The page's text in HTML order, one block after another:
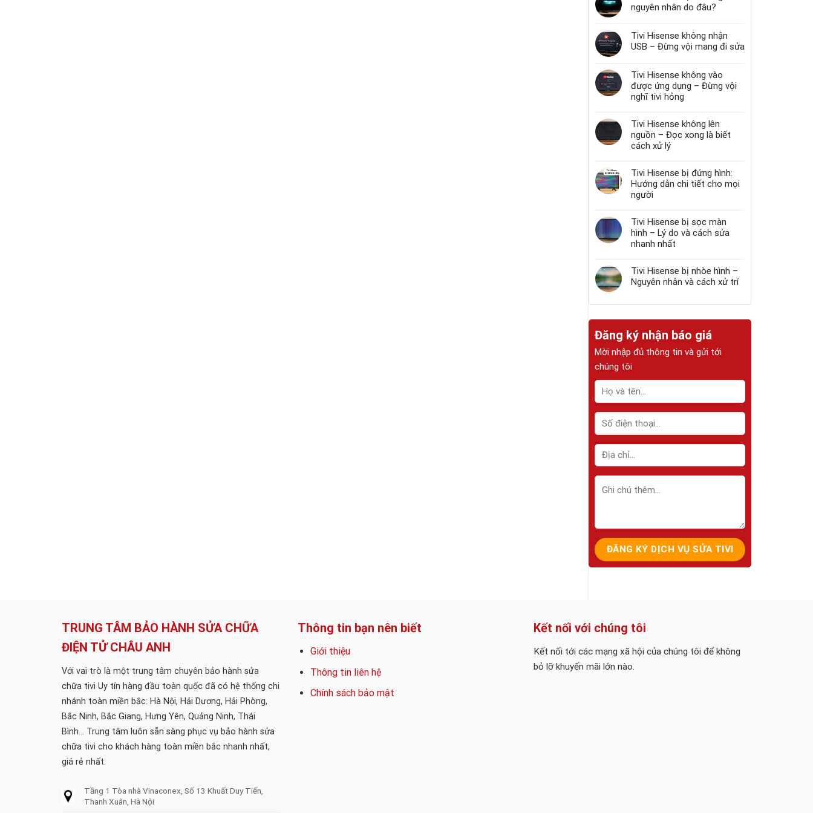
nguyên nhân do đâu?
Tivi Hisense không nhận
USB – Đừng vội mang đi sửa
Tivi Hisense không vào
được ứng dụng – Đừng vội
nghĩ tivi hỏng
Tivi Hisense không lên
nguồn – Đọc xong là biết
cách xử lý
Tivi Hisense bị đứng hình:
Hướng dẫn chi tiết cho mọi
người
Tivi Hisense bị sọc màn
hình – Lý do và cách sửa
nhanh nhất
Tivi Hisense bị nhòe hình –
Nguyên nhân và cách xử trí
Đăng ký nhận báo giá
Mời nhập đủ thông tin và gửi tới
chúng tôi
TRUNG TÂM BẢO HÀNH SỬA CHỮA
ĐIỆN TỬ CHÂU ANH
Với vai trò là một trung tâm chuyên bảo hành sửa
chữa tivi Uy tín hàng đầu toàn quốc đã có hệ thống chi
nhánh toàn miền bắc: Hà Nội, Hải Dương, Hải Phòng,
Bắc Ninh, Bắc Giang, Hưng Yên, Quảng Ninh, Thái
Bình... Trung tâm luôn sẵn sàng phục vụ bảo hành sửa
chữa tivi cho khách hàng toàn miền bắc nhanh nhất,
giá rẻ nhất.
Tầng 1 Tòa nhà Vinaconex, Số 13 Khuất Duy Tiến,
Thanh Xuân, Hà Nội
Thông tin bạn nên biết
Giới thiệu
Thông tin liên hệ
Chính sách bảo mật
Kết nối với chúng tôi
Kết nối tới các mạng xã hội của chúng tôi để không
bỏ lỡ khuyến mãi lớn nào.